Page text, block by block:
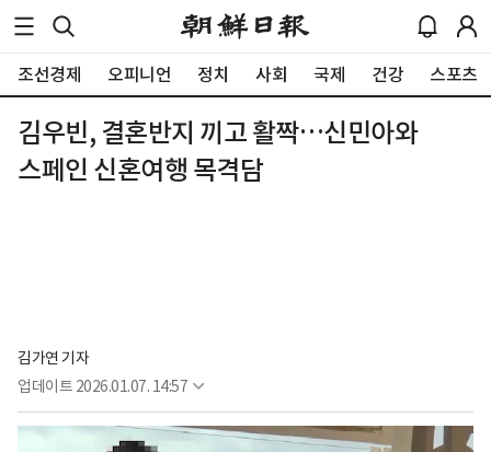
조선경제 오피니언 정치 사회 국제 건강 스포츠
김우빈, 결혼반지 끼고 활짝…신민아와
스페인 신혼여행 목격담
김가연 기자
업데이트 2026.01.07. 14:57